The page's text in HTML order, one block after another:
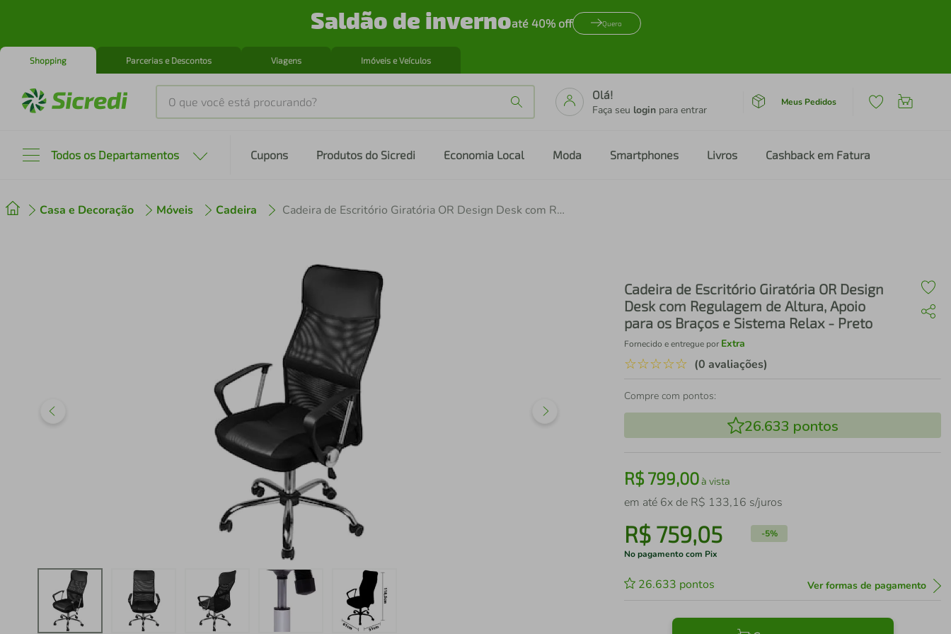
Saldão de invernoaté 40% off Quero
Shopping Parcerias e Descontos Viagens Imóveis e Veículos
O que você está procurando?
Olá!
Faça seu login para entrar
Meus Pedidos
Todos os Departamentos Cupons Produtos do Sicredi Economia Local Moda Smartphones Livros Cashback em Fatura
Casa e Decoração Móveis Cadeira Cadeira de Escritório Giratória OR Design Desk com Regulagem de Altura, Apoio para os Braços e Sistema Relax - Preto
Cadeira de Escritório Giratória OR Design
Desk com Regulagem de Altura, Apoio
para os Braços e Sistema Relax - Preto
Fornecido e entregue por Extra
☆☆☆☆☆ (0 avaliações)
Compre com pontos:
26.633 pontos
R$799,00à vista
em até 6x de R$ 133,16 s/juros
R$ 759,05 -5%
No pagamento com Pix
26.633 pontos Ver formas de pagamento
º cafeteira